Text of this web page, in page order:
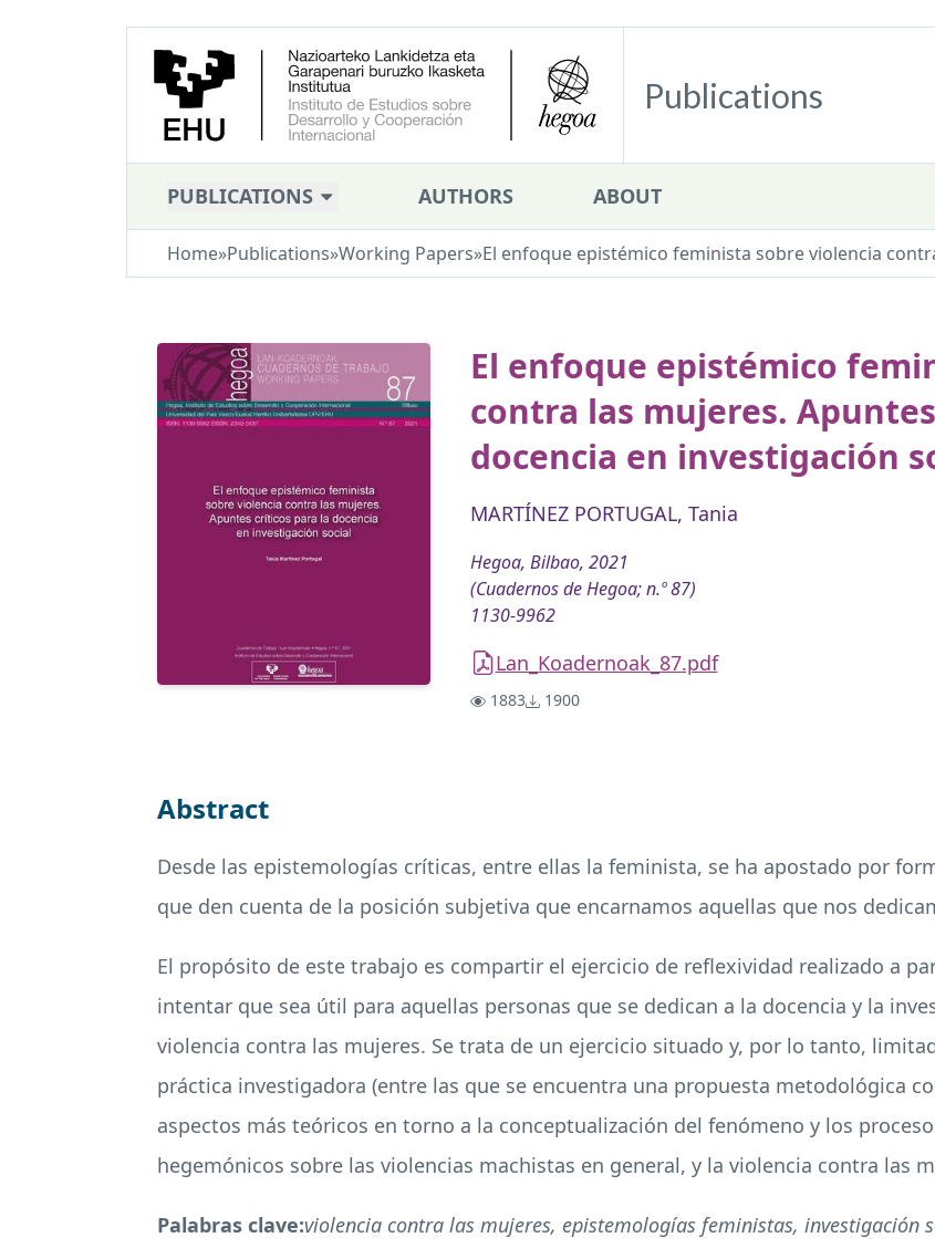
Publications
PUBLICATIONS AUTHORS ABOUT
Home»Publications»Working Papers»El enfoque epistémico feminista sobre violencia
El enfoque epistémico
contra las mujeres.
docencia en investigación
MARTÍNEZ PORTUGAL, Tania
Hegoa, Bilbao, 2021
(Cuadernos de Hegoa; n.º 87)
1130-9962
Lan_Koadernoak_87.pdf
1883 1900
Abstract
Desde las epistemologías críticas, entre ellas la feminista, se ha apostado por
que den cuenta de la posición subjetiva que encarnamos aquellas que nos
El propósito de este trabajo es compartir el ejercicio de reflexividad realizado a
intentar que sea útil para aquellas personas que se dedican a la docencia y la
violencia contra las mujeres. Se trata de un ejercicio situado y, por lo tanto,
práctica investigadora (entre las que se encuentra una propuesta metodológica
aspectos más teóricos en torno a la conceptualización del fenómeno y los
hegemónicos sobre las violencias machistas en general, y la violencia contra las
Palabras clave:violencia contra las mujeres, epistemologías feministas, investigación